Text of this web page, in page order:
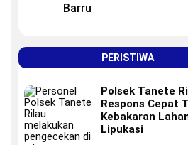
Barru
PERISTIWA
Polsek Tanete
Respons Cepat
Kebakaran
Lipukasi